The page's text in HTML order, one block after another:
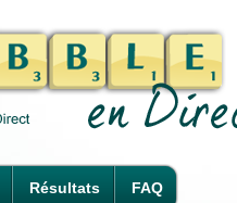
Résultats FAQ